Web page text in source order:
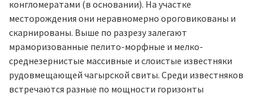
конгломератами (в основании). На участке
месторождения они неравномерно ороговикованы и
скарнированы. Выше по разрезу залегают
мраморизованные пелито-морфные и мелко-
среднезернистые массивные и слоистые известняки
рудовмещающей чагырской свиты. Среди известняков
встречаются разные по мощности горизонты